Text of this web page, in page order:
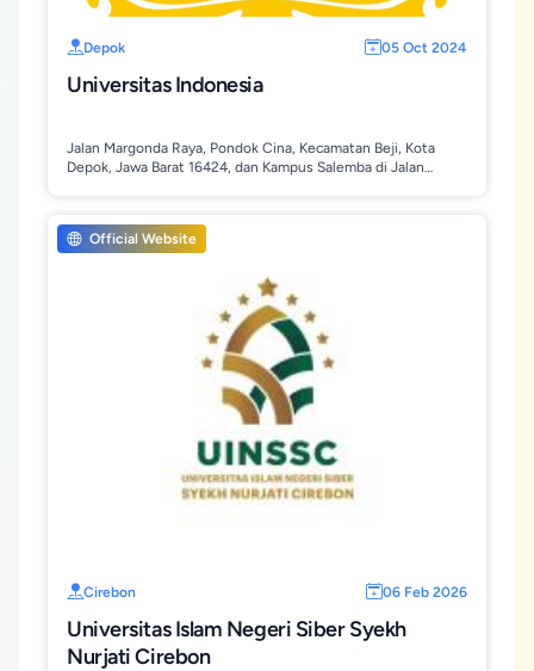
Depok 05 Oct 2024
Universitas Indonesia
Jalan Margonda Raya, Pondok Cina, Kecamatan Beji, Kota
Depok, Jawa Barat 16424, dan Kampus Salemba di Jalan
Official Website
Cirebon 06 Feb 2026
Universitas Islam Negeri Siber Syekh
Nurjati Cirebon